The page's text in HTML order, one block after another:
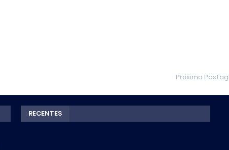
Próxima
RECENTES